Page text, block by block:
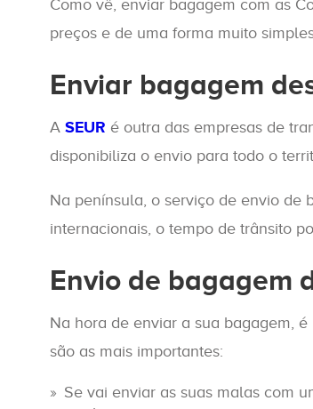
Como vê, enviar bagagem com as
preços e de uma forma muito
Enviar bagagem
A SEUR é outra das empresas de
disponibiliza o envio para todo o
Na península, o serviço de envio de
internacionais, o tempo de trânsito
Envio de bagagem
Na hora de enviar a sua bagagem,
são as mais importantes:
Se vai enviar as suas malas com